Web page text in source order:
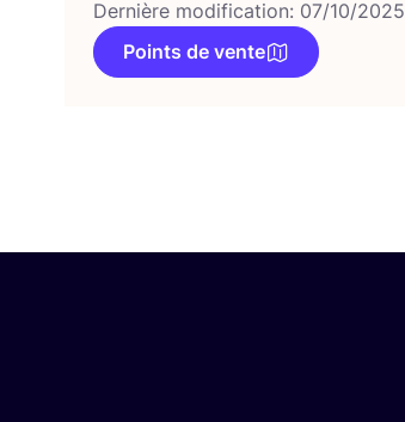
Dernière modification: 07/10/2025
Points de vente